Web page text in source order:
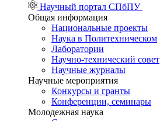
Научный портал СПбПУ
Общая информация
Национальные проекты
Наука в Политехническом
Лаборатории
Научно-технический совет
Научные журналы
Научные мероприятия
Конкурсы и гранты
Конференции, семинары
Молодежная наука